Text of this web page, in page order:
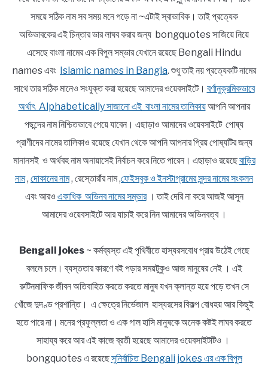
সময়ে সঠিক নাম সব সময় মনে পড়ে না ~এটাই স্বাভাবিক। তাই প্রত্যেক
অভিভাবকের এই চিন্তার ভার লাঘব করার জন্য bongquotes সাজিয়ে নিয়ে
এসেছে বাংলা নামের এক বিপুল সম্ভার যেখানে রয়েছে Bengali Hindu
names এবং Islamic names in Bangla. শুধু তাই নয় প্রত্যেকটি নামের
সাথে তার সঠিক মানেও সংযুক্ত করা হয়েছে আমাদের ওয়েবসাইটে। বর্ণানুক্রমিকভাবে
অর্থাৎ Alphabetically সাজানো এই বাংলা নামের তালিকায়আপনি আপনার
পছন্দের নাম নিশ্চিতভাবে পেয়ে যাবেন। এছাড়াও আমাদের ওয়েবসাইটে পোষ্য
প্রাণীদের নামের তালিকাও রয়েছে যেখান থেকে আপনি আপনার প্রিয় পোষ্যটির জন্য
মানানসই ও অর্থবহ নাম অনায়াসেই নির্বাচন করে নিতে পারেন। এছাড়াও রয়েছেবাড়ির
নাম, দোকানের নাম, রেস্তোরাঁর নাম ,ফেইসবুক ও ইনস্টাগ্রামের সুন্দর নামের সংকলন
এবং আরও একাধিক অভিনব নামের সম্ভার। তাই দেরি না করে আজই আসুন
আমাদের ওয়েবসাইটে আর যাচাই করে নিন আমাদের অভিনবত্ব ।
Bengali jokes~ কর্মব্যস্ত এই পৃথিবীতে হাস্যরসবোধ প্রায় উঠেই গেছে
বললে চলে। ব্যস্ততার কারণে বই পড়ার সময়টুকুও আজ মানুষের নেই । এই
রুটিনমাফিক জীবন অতিবাহিত করতে করতে মানুষ যখন ক্লান্ত হয়ে পড়ে তখন সে
খোঁজে দুদণ্ড প্রশান্তি। এ ক্ষেত্রে নির্ভেজাল হাস্যরসের বিকল্প বোধহয় আর কিছুই
হতে পারে না। মনের প্রফুল্লতা ও এক গাল হাসি মানুষকে অনেক কষ্টই লাঘব করতে
সাহায্য করে আর এই কাজে ব্রতী হয়েছে আমাদের ওয়েবসাইটটিও ।
bongquotes এ রয়েছেসুনির্বাচিত Bengali jokes এর এক বিপুল